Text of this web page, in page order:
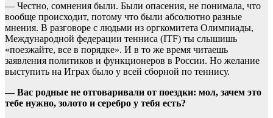
— Честно, сомнения были. Были опасения, не понимала, что
вообще происходит, потому что были абсолютно разные
мнения. В разговоре с людьми из оргкомитета Олимпиады,
Международной федерации тенниса (ITF) ты слышишь
«поезжайте, все в порядке». И в то же время читаешь
заявления политиков и функционеров в России. Но желание
выступить на Играх было у всей сборной по теннису.
— Вас родные не отговаривали от поездки: мол, зачем это
тебе нужно, золото и серебро у тебя есть?